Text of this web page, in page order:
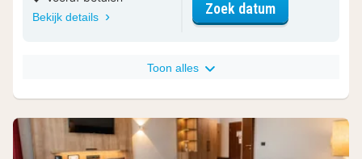
Bekijk details
Zoek datumvoor Junior
Toon alles